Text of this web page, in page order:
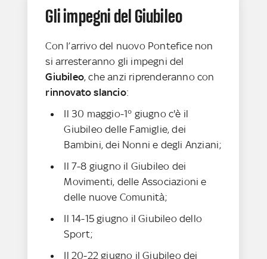
Gli impegni del Giubileo
Con l’arrivo del nuovo Pontefice non
si arresteranno gli impegni del
Giubileo, che anzi riprenderanno con
rinnovato slancio:
Il 30 maggio-1° giugno c'è il
Giubileo delle Famiglie, dei
Bambini, dei Nonni e degli Anziani;
Il 7-8 giugno il Giubileo dei
Movimenti, delle Associazioni e
delle nuove Comunità;
Il 14-15 giugno il Giubileo dello
Sport;
Il 20-22 giugno il Giubileo dei